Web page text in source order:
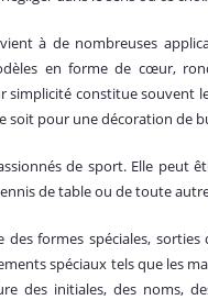
à de nombreuses
en forme de cœur,
constitue souvent
soit pour une décoration de
de sport. Elle peut
de table ou de toute
formes spéciales, sorties
spéciaux tels que les
des initiales, des noms,